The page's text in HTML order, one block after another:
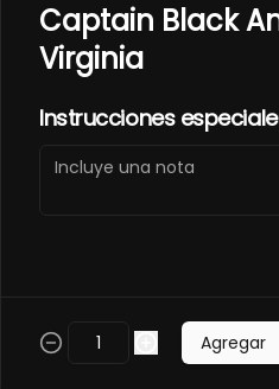
Frito
Captain Black
Virginia
Instrucciones
Agregar